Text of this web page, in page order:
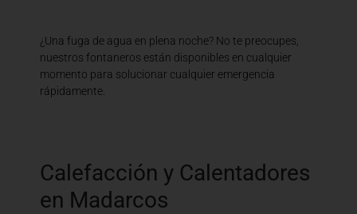
¿Una fuga de agua en plena noche? No te preocupes,
nuestros fontaneros están disponibles en cualquier
momento para solucionar cualquier emergencia
rápidamente.
Calefacción y Calentadores
en Madarcos